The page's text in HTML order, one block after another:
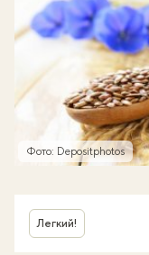
Фото: Depositphotos
Легкий!